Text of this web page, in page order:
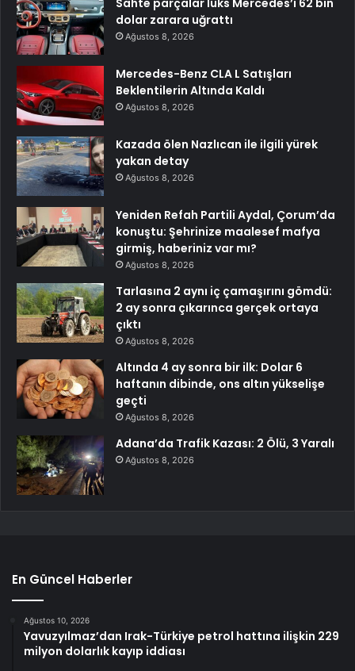
Sahte parçalar lüks Mercedes’i 62 bin
dolar zarara uğrattı
Ağustos 8, 2026
Mercedes-Benz CLA L Satışları
Beklentilerin Altında Kaldı
Ağustos 8, 2026
Kazada ölen Nazlıcan ile ilgili yürek
yakan detay
Ağustos 8, 2026
Yeniden Refah Partili Aydal, Çorum’da
konuştu: Şehrinize maalesef mafya
girmiş, haberiniz var mı?
Ağustos 8, 2026
Tarlasına 2 aynı iç çamaşırını gömdü:
2 ay sonra çıkarınca gerçek ortaya
çıktı
Ağustos 8, 2026
Altında 4 ay sonra bir ilk: Dolar 6
haftanın dibinde, ons altın yükselişe
geçti
Ağustos 8, 2026
Adana’da Trafik Kazası: 2 Ölü, 3 Yaralı
Ağustos 8, 2026
En Güncel Haberler
Ağustos 10, 2026
Yavuzyılmaz’dan Irak-Türkiye petrol hattına ilişkin 229
milyon dolarlık kayıp iddiası